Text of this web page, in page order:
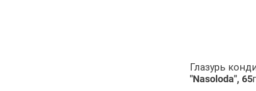
Глазурь
"Nasoloda", 65г